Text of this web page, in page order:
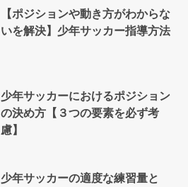
【ポジションや動き方がわからな
いを解決】少年サッカー指導方法
少年サッカーにおけるポジション
の決め方【３つの要素を必ず考
慮】
少年サッカーの適度な練習量と